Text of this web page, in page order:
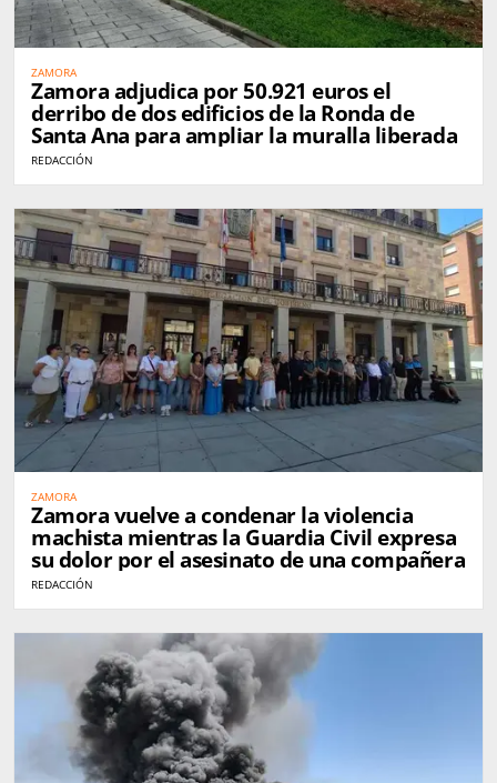
ZAMORA
Zamora adjudica por 50.921 euros el
derribo de dos edificios de la Ronda de
Santa Ana para ampliar la muralla liberada
REDACCIÓN
ZAMORA
Zamora vuelve a condenar la violencia
machista mientras la Guardia Civil expresa
su dolor por el asesinato de una compañera
REDACCIÓN